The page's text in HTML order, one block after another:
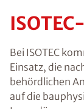
Bei ISOTEC
Einsatz, die
behördlichen
auf die